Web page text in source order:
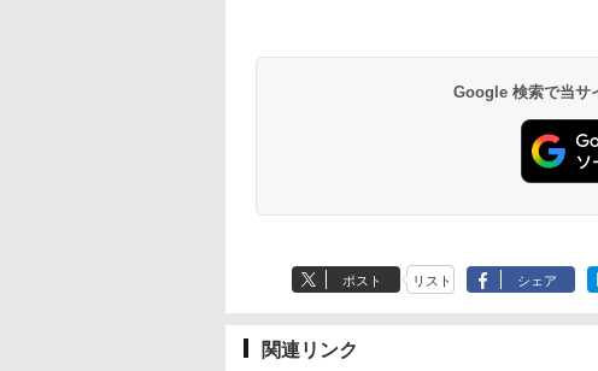
続バッテリー、6イン
書籍リーダー、ブラ
ック、16GB、広告な
￥16,980
るさ自
持続バ
告なし
ブラッ
￥
Google 検索で当サ
ポスト リスト シェア
関連リンク